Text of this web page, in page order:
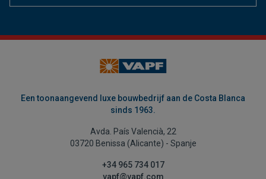
Een toonaangevend luxe bouwbedrijf aan de Costa Blanca
sinds 1963.
Avda. País Valencià, 22
03720 Benissa (Alicante) - Spanje
+34 965 734 017
vapf@vapf.com